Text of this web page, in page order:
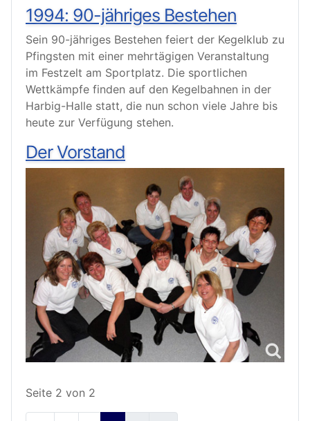
1994: 90-jähriges Bestehen
Sein 90-jähriges Bestehen feiert der Kegelklub zu
Pfingsten mit einer mehrtägigen Veranstaltung
im Festzelt am Sportplatz. Die sportlichen
Wettkämpfe finden auf den Kegelbahnen in der
Harbig-Halle statt, die nun schon viele Jahre bis
heute zur Verfügung stehen.
Der Vorstand
Seite 2 von 2